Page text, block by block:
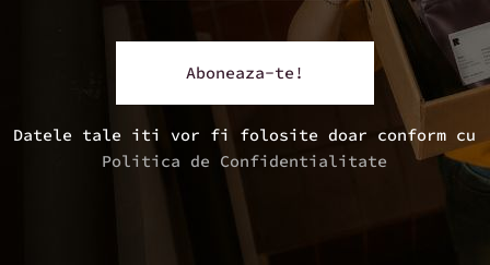
Datele tale iti vor fi folosite doar conform cu
Politica de Confidentialitate